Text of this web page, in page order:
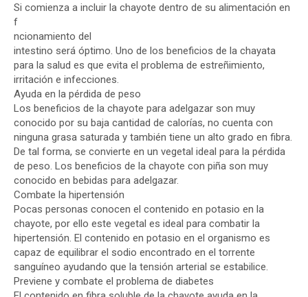
Si comienza a incluir la chayote dentro de su alimentación en
f
ncionamiento del
intestino será óptimo. Uno de los beneficios de la chayata
para la salud es que evita el problema de estreñimiento,
irritación e infecciones.
Ayuda en la pérdida de peso
Los beneficios de la chayote para adelgazar son muy
conocido por su baja cantidad de calorías, no cuenta con
ninguna grasa saturada y también tiene un alto grado en fibra.
De tal forma, se convierte en un vegetal ideal para la pérdida
de peso. Los beneficios de la chayote con piña son muy
conocido en bebidas para adelgazar.
Combate la hipertensión
Pocas personas conocen el contenido en potasio en la
chayote, por ello este vegetal es ideal para combatir la
hipertensión. El contenido en potasio en el organismo es
capaz de equilibrar el sodio encontrado en el torrente
sanguíneo ayudando que la tensión arterial se estabilice.
Previene y combate el problema de diabetes